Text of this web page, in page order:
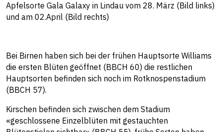
Apfelsorte Gala Galaxy in Lindau vom 28. März (Bild links)
und am 02.April (Bild rechts)
Bei Birnen haben sich bei der frühen Hauptsorte Williams
die ersten Blüten geöffnet (BBCH 60) die restlichen
Hauptsorten befinden sich noch im Rotknospenstadium
(BBCH 57).
Kirschen befinden sich zwischen dem Stadium
«geschlossene Einzelblüten mit gestauchten